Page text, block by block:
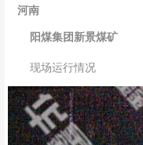
河南
阳煤集团新景煤矿
现场运行情况